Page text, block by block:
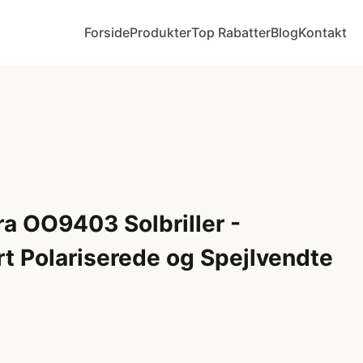
ForsideProdukterTop RabatterBlogKontakt
OO9403 Solbriller -
Polariserede og Spejlvendte